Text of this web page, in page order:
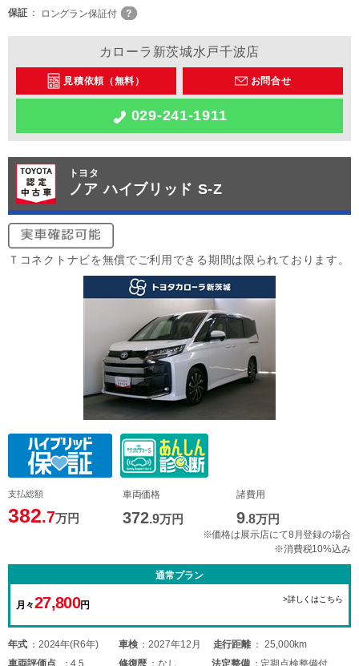
保証
ロングラン保証付
カローラ新茨城水戸千波店
見積依頼（無料） お問合せ
029-241-1911
トヨタ
ノア ハイブリッド S-Z
Ｔコネクトナビを無償でご利用できる期間は限られております。
支払総額
382.7万円
車両価格
372.9万円
諸費用
9.8万円
※価格は展示店にて8月登録の場合
※消費税10%込み
通常プラン
月々27,800円
>詳しくはこちら
年式 2024年(R6年) 車検 2027年12月 走行距離
25,000km
車両評価点 4.5 修復歴 なし 法定整備 定期点検整備付